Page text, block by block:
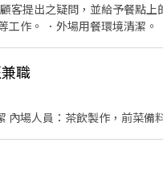
客提出之疑問，並給予餐點
▪️餐飲內場： ．擔任備菜助手，準備餐點菜色與
職
外場：協助客人點餐、送餐收桌服務，環境清潔 內場人員：茶飲製作，前菜